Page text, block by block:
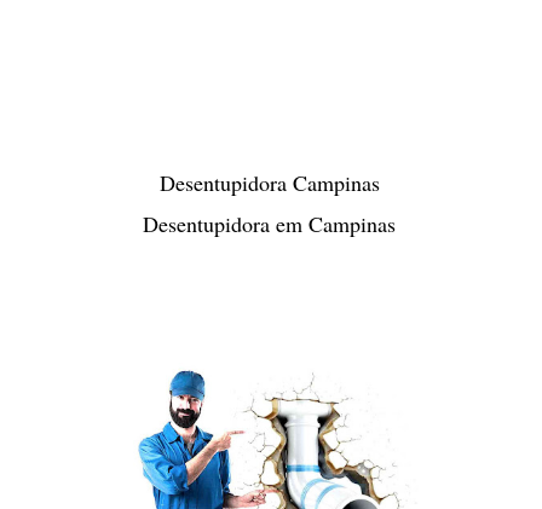
Desentupidora Campinas
Desentupidora em Campinas